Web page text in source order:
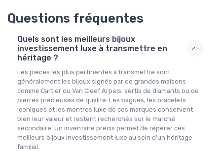
Questions fréquentes
Quels sont les meilleurs bijoux
investissement luxe à transmettre en
héritage ?
Les pièces les plus pertinentes à transmettre sont
généralement les bijoux signés par de grandes maisons
comme Cartier ou Van Cleef Arpels, sertis de diamants ou de
pierres précieuses de qualité. Les bagues, les bracelets
iconiques et les montres luxe de ces marques conservent
bien leur valeur et restent recherchés sur le marché
secondaire. Un inventaire précis permet de repérer ces
meilleurs bijoux investissement luxe au sein d’un héritage
familial.